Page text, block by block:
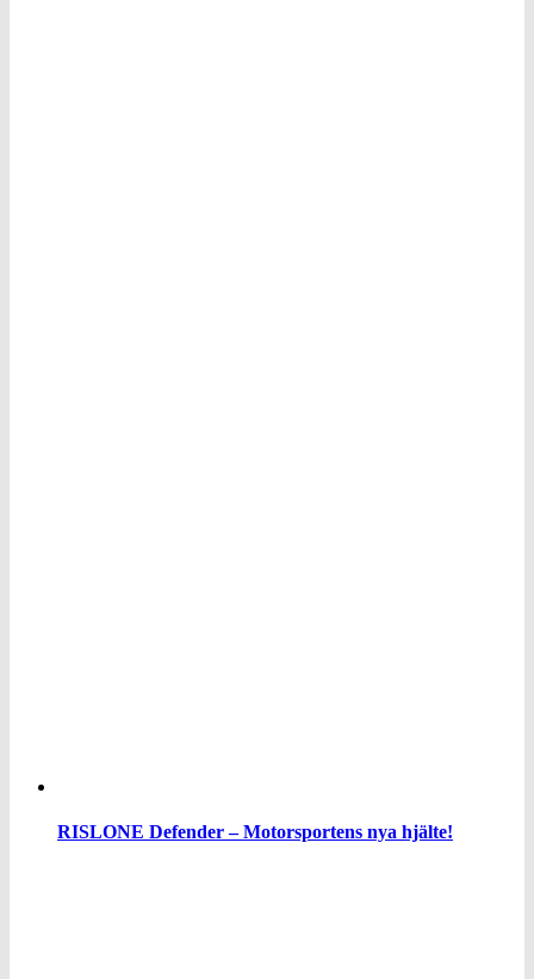
RISLONE Defender – Motorsportens nya hjälte!